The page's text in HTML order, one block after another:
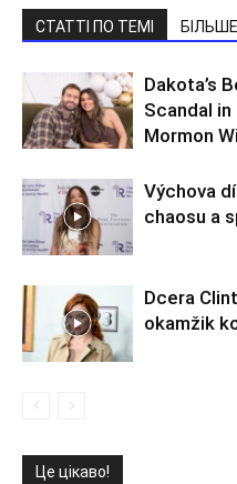
СТАТТІ ПО ТЕМІ
Dakota’s
Scandal
Mormon
Výchova
chaosu a
Dcera
okamžik
Це цікаво!